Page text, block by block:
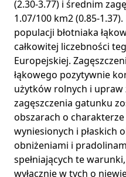
(2.30-3.77) i średnim
1.07/100 km2 (0.85-
populacji błotniaka
całkowitej liczebności
Europejskiej.
łąkowego pozytywnie
użytków rolnych i upraw
zagęszczenia gatunku
obszarach o
wyniesionych i płaskich
obniżeniami i
spełniających te
wyłącznie w tych o